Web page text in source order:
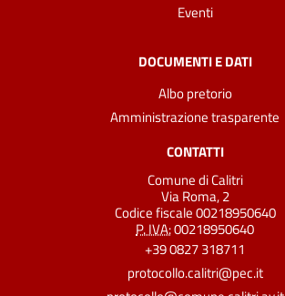
Eventi
DOCUMENTI E DATI
Albo pretorio
Amministrazione trasparente
CONTATTI
Comune di Calitri
Via Roma, 2
Codice fiscale 00218950640
P. IVA:00218950640
+39 0827 318711
protocollo.calitri@pec.it